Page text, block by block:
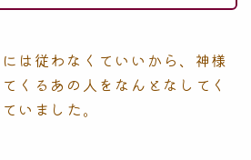
は従わなくていいから、神様
くるあの人をなんとなしてく
いました。